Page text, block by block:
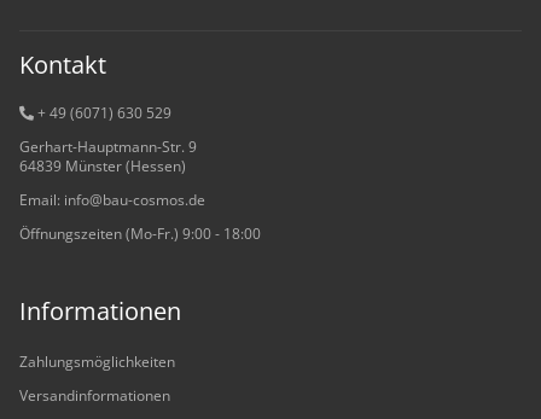
Kontakt
+ 49 (6071) 630 529
Gerhart-Hauptmann-Str. 9
64839 Münster (Hessen)
Email: info@bau-cosmos.de
Öffnungszeiten (Mo-Fr.) 9:00 - 18:00
Informationen
Zahlungsmöglichkeiten
Versandinformationen